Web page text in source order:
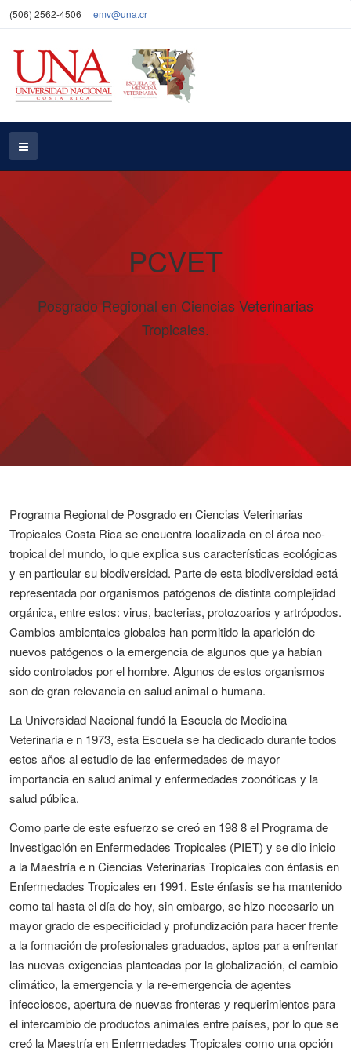
(506) 2562-4506 emv@una.cr
PCVET
Posgrado Regional en Ciencias Veterinarias
Tropicales.
Programa Regional de Posgrado en Ciencias Veterinarias
Tropicales Costa Rica se encuentra localizada en el área neo-
tropical del mundo, lo que explica sus características ecológicas
y en particular su biodiversidad. Parte de esta biodiversidad está
representada por organismos patógenos de distinta complejidad
orgánica, entre estos: virus, bacterias, protozoarios y artrópodos.
Cambios ambientales globales han permitido la aparición de
nuevos patógenos o la emergencia de algunos que ya habían
sido controlados por el hombre. Algunos de estos organismos
son de gran relevancia en salud animal o humana.
La Universidad Nacional fundó la Escuela de Medicina
Veterinaria e n 1973, esta Escuela se ha dedicado durante todos
estos años al estudio de las enfermedades de mayor
importancia en salud animal y enfermedades zoonóticas y la
salud pública.
Como parte de este esfuerzo se creó en 198 8 el Programa de
Investigación en Enfermedades Tropicales (PIET) y se dio inicio
a la Maestría e n Ciencias Veterinarias Tropicales con énfasis en
Enfermedades Tropicales en 1991. Este énfasis se ha mantenido
como tal hasta el día de hoy, sin embargo, se hizo necesario un
mayor grado de especificidad y profundización para hacer frente
a la formación de profesionales graduados, aptos par a enfrentar
las nuevas exigencias planteadas por la globalización, el cambio
climático, la emergencia y la re-emergencia de agentes
infecciosos, apertura de nuevas fronteras y requerimientos para
el intercambio de productos animales entre países, por lo que se
creó la Maestría en Enfermedades Tropicales como una opción